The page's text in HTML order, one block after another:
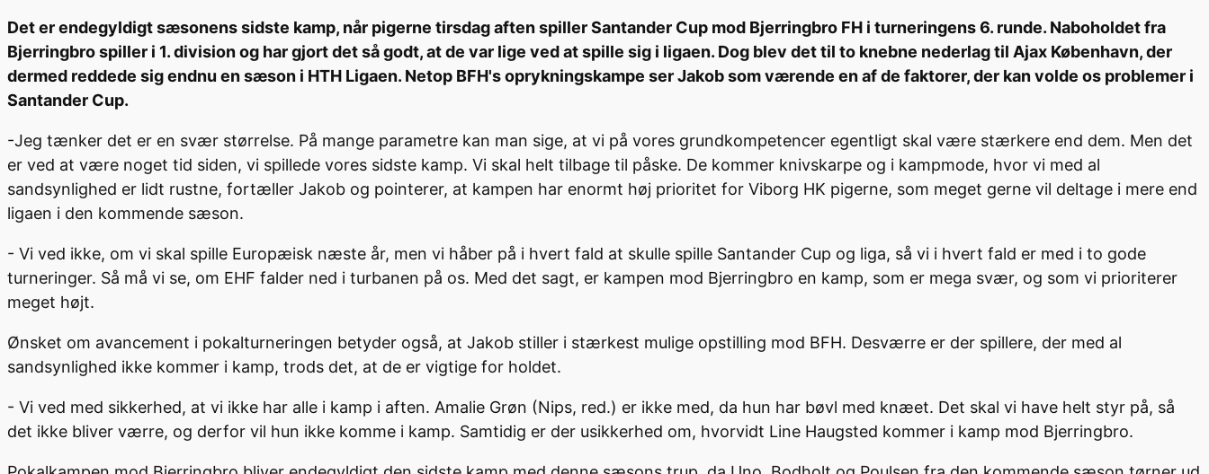
Det er endegyldigt sæsonens sidste kamp, når pigerne tirsdag aften spiller Santander Cup mod Bjerringbro FH i turneringens 6. runde. Naboholdet fra
Bjerringbro spiller i 1. division og har gjort det så godt, at de var lige ved at spille sig i ligaen. Dog blev det til to knebne nederlag til Ajax København, der
dermed reddede sig endnu en sæson i HTH Ligaen. Netop BFH's oprykningskampe ser Jakob som værende en af de faktorer, der kan volde os problemer i
Santander Cup.
-Jeg tænker det er en svær størrelse. På mange parametre kan man sige, at vi på vores grundkompetencer egentligt skal være stærkere end dem. Men det
er ved at være noget tid siden, vi spillede vores sidste kamp. Vi skal helt tilbage til påske. De kommer knivskarpe og i kampmode, hvor vi med al
sandsynlighed er lidt rustne, fortæller Jakob og pointerer, at kampen har enormt høj prioritet for Viborg HK pigerne, som meget gerne vil deltage i mere end
ligaen i den kommende sæson.
- Vi ved ikke, om vi skal spille Europæisk næste år, men vi håber på i hvert fald at skulle spille Santander Cup og liga, så vi i hvert fald er med i to gode
turneringer. Så må vi se, om EHF falder ned i turbanen på os. Med det sagt, er kampen mod Bjerringbro en kamp, som er mega svær, og som vi prioriterer
meget højt.
Ønsket om avancement i pokalturneringen betyder også, at Jakob stiller i stærkest mulige opstilling mod BFH. Desværre er der spillere, der med al
sandsynlighed ikke kommer i kamp, trods det, at de er vigtige for holdet.
- Vi ved med sikkerhed, at vi ikke har alle i kamp i aften. Amalie Grøn (Nips, red.) er ikke med, da hun har bøvl med knæet. Det skal vi have helt styr på, så
det ikke bliver værre, og derfor vil hun ikke komme i kamp. Samtidig er der usikkerhed om, hvorvidt Line Haugsted kommer i kamp mod Bjerringbro.